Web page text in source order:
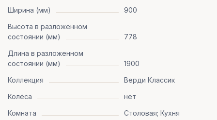
Ширина (мм)
900
Высота в разложенном
состоянии (мм)
778
Длина в разложенном
состоянии (мм)
1900
Коллекция
Верди Классик
Колёса
нет
Комната
Столовая; Кухня